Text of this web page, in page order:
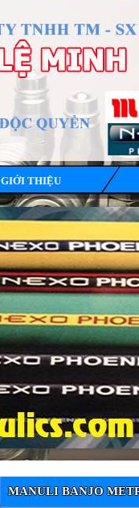
GIỚI THIỆU
MANULI BANJO